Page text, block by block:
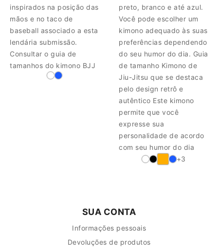
inspirados na posição das
mãos e no taco de
baseball associado a esta
lendária submissão.
Consultar o guia de
tamanhos do kimono BJJ
preto, branco e até azul.
Você pode escolher um
kimono adequado às suas
preferências dependendo
do seu humor do dia. Guia
de tamanho Kimono de
Jiu-Jitsu que se destaca
pelo design retrô e
autêntico Este kimono
permite que você
expresse sua
personalidade de acordo
com seu humor do dia
+3
SUA CONTA
Informações pessoais
Devoluções de produtos